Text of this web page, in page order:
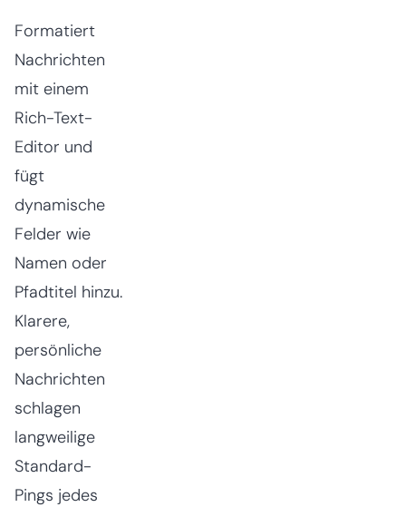
Formatiert
Nachrichten
mit einem
Rich-Text-
Editor und
fügt
dynamische
Felder wie
Namen oder
Pfadtitel hinzu.
Klarere,
persönliche
Nachrichten
schlagen
langweilige
Standard-
Pings jedes